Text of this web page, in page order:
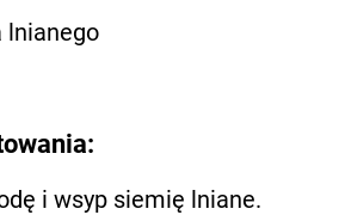
lnianego
i wsyp siemię lniane.